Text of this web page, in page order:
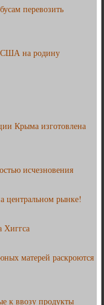
перевозить
США на родину
Крыма изготовлена
исчезновения
центральном рынке!
Хиггса
матерей раскроются
к ввозу продукты